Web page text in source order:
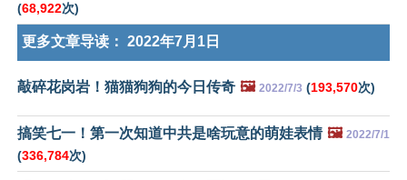
(68,922次)
更多文章导读： 2022年7月1日
敲碎花岗岩！猫猫狗狗的今日传奇 🖼️ 2022/7/3 (193,570次)
搞笑七一！第一次知道中共是啥玩意的萌娃表情 🖼️ 2022/7/1
(336,784次)